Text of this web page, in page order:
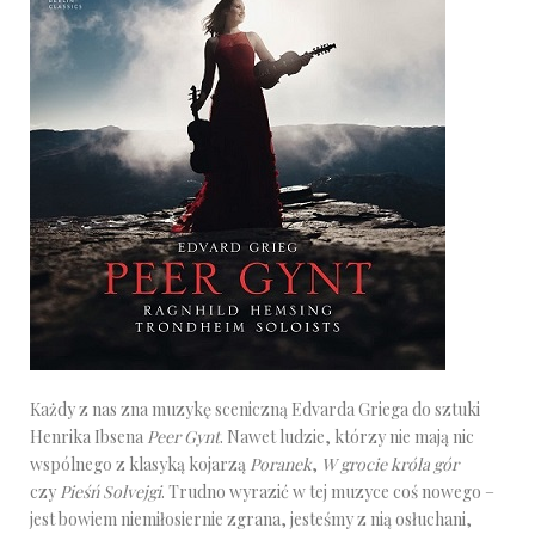
Każdy z nas zna muzykę sceniczną Edvarda Griega do sztuki
Henrika Ibsena Peer Gynt. Nawet ludzie, którzy nie mają nic
wspólnego z klasyką kojarzą Poranek, W grocie króla gór
czy Pieśń Solvejgi. Trudno wyrazić w tej muzyce coś nowego –
jest bowiem niemiłosiernie zgrana, jesteśmy z nią osłuchani,